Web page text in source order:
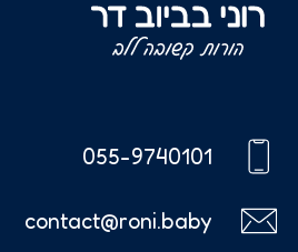
055-9740101
contact@roni.baby